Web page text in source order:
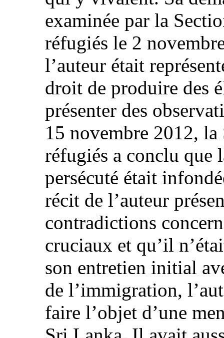
examinée par la
réfugiés le 2
l’auteur était
droit de produire des
présenter des
15 novembre 2012,
réfugiés a conclu que
persécuté était
récit de l’auteur
contradictions
cruciaux et qu’il
son entretien initial
de l’immigration,
faire l’objet d’une